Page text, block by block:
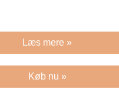
Læs mere »
Køb nu »